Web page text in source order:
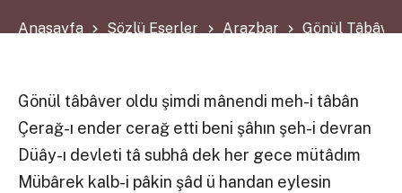
Anasayfa Sözlü Eserler Arazbar Gönül
Gönül tâbâver oldu şimdi mânendi meh-i tâbân
Çerağ-ı ender cerağ etti beni şâhın şeh-i devran
Düây-ı devleti tâ subhâ dek her gece mütâdım
Mübârek kalb-i pâkin şâd ü handan eylesin